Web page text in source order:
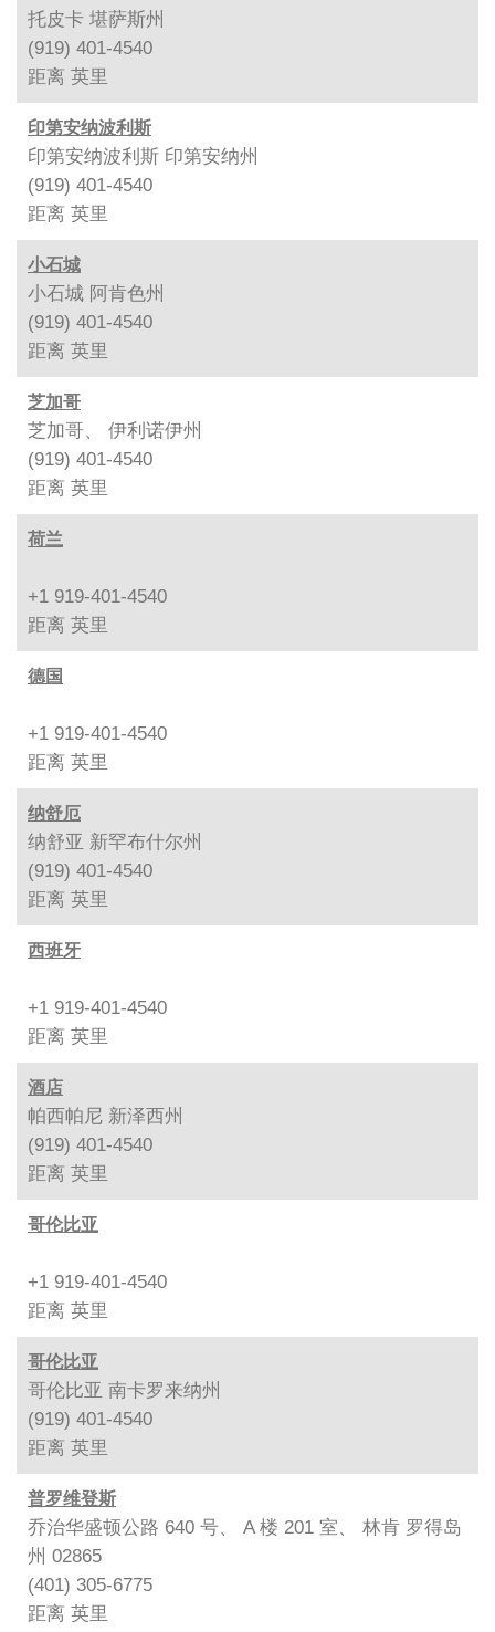
托皮卡 堪萨斯州
(919) 401-4540
距离 英里
印第安纳波利斯
印第安纳波利斯 印第安纳州
(919) 401-4540
距离 英里
小石城
小石城 阿肯色州
(919) 401-4540
距离 英里
芝加哥
芝加哥、 伊利诺伊州
(919) 401-4540
距离 英里
荷兰
+1 919-401-4540
距离 英里
德国
+1 919-401-4540
距离 英里
纳舒厄
纳舒亚 新罕布什尔州
(919) 401-4540
距离 英里
西班牙
+1 919-401-4540
距离 英里
酒店
帕西帕尼 新泽西州
(919) 401-4540
距离 英里
哥伦比亚
+1 919-401-4540
距离 英里
哥伦比亚
哥伦比亚 南卡罗来纳州
(919) 401-4540
距离 英里
普罗维登斯
乔治华盛顿公路 640 号、 A 楼 201 室、 林肯 罗得岛
州 02865
(401) 305-6775
距离 英里